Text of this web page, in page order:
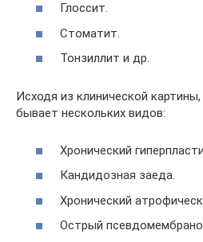
Глоссит.
Стоматит.
Тонзиллит и др.
Исходя из клинической
бывает нескольких видов:
Хронический
Кандидозная заеда.
Хронический
Острый